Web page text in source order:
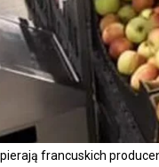
francuskich